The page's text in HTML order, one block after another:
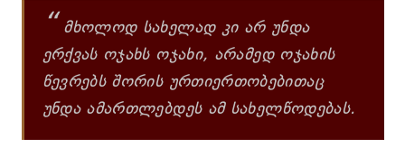
“ მხოლოდ სახელად კი არ უნდა
ერქვას ოჯახს ოჯახი, არამედ ოჯახის
წევრებს შორის ურთიერთობებითაც
უნდა ამართლებდეს ამ სახელწოდებას.